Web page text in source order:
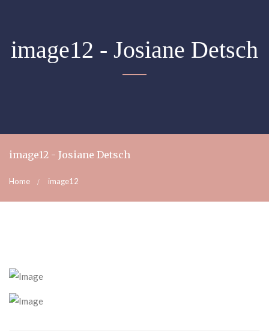
image12 - Josiane Detsch
image12 - Josiane Detsch
Home image12